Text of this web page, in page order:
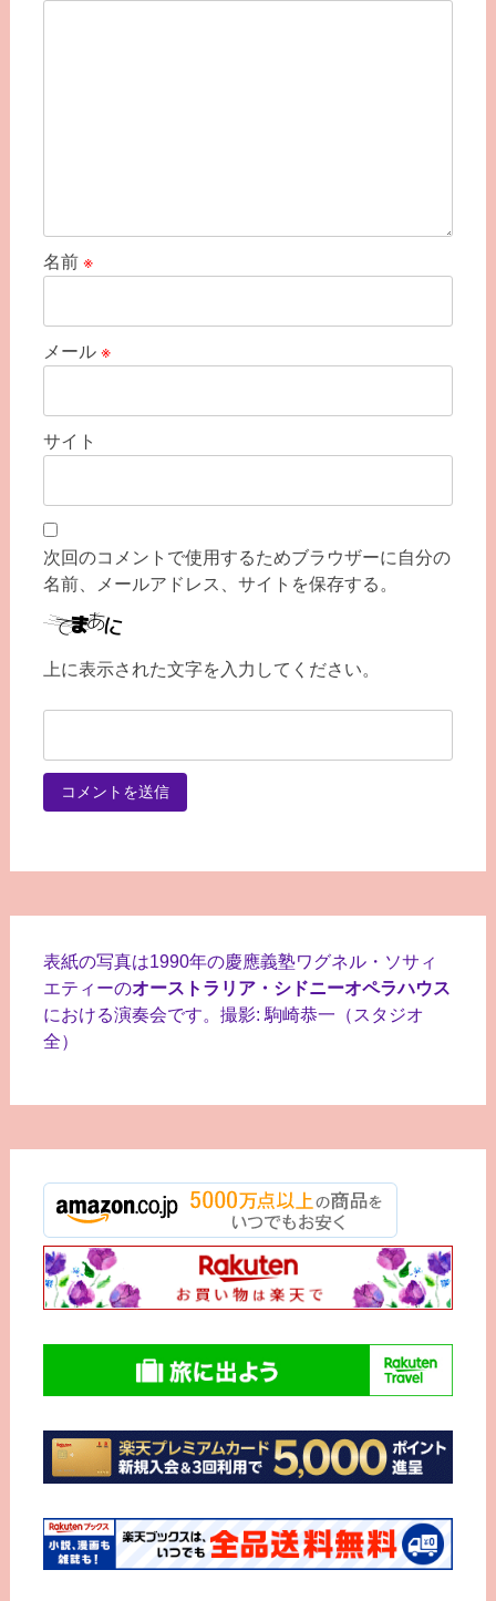
名前 ※
メール ※
サイト
次回のコメントで使用するためブラウザーに自分の
名前、メールアドレス、サイトを保存する。
上に表示された文字を入力してください。
表紙の写真は1990年の慶應義塾ワグネル・ソサィ
エティーのオーストラリア・シドニーオペラハウス
における演奏会です。撮影: 駒崎恭一（スタジオ
全）